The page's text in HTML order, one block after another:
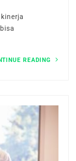
READING